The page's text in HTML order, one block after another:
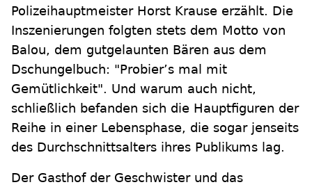
Polizeihauptmeister Horst Krause erzählt. Die
Inszenierungen folgten stets dem Motto von
Balou, dem gutgelaunten Bären aus dem
Dschungelbuch: "Probier’s mal mit
Gemütlichkeit". Und warum auch nicht,
schließlich befanden sich die Hauptfiguren der
Reihe in einer Lebensphase, die sogar jenseits
des Durchschnittsalters ihres Publikums lag.
Der Gasthof der Geschwister und das